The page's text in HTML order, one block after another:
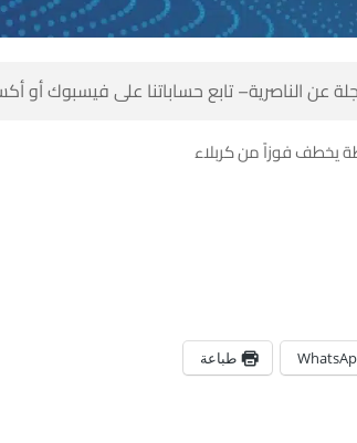
عن الناصرية– تابع حساباتنا على فيسبوك أو
يخطف فوزاً من كربلاء
طباعة